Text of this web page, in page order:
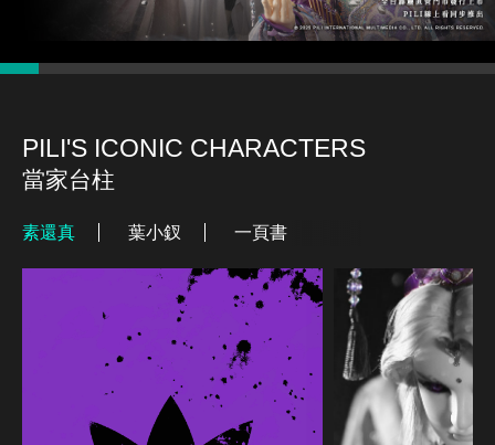
PILI'S ICONIC CHARACTERS
當家台柱
素還真 葉小釵 一頁書